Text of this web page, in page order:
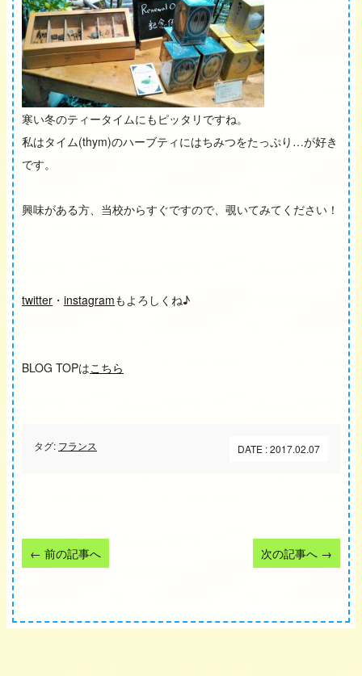
寒い冬のティータイムにもピッタリですね。
私はタイム(thym)のハーブティにはちみつをたっぷり…が好き
です。
興味がある方、当校からすぐですので、覗いてみてください！
twitter ・ instagramもよろしくね♪
BLOG TOPはこちら
タグ: フランス DATE : 2017.02.07
← 前の記事へ 次の記事へ →